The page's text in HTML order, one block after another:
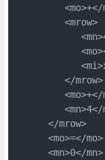
<mo>+</
         <mrow>
         </mrow>
<mo>+</
<mn>4</
      </mrow>
      <mo>=</mo>
      <mn>0</mn>